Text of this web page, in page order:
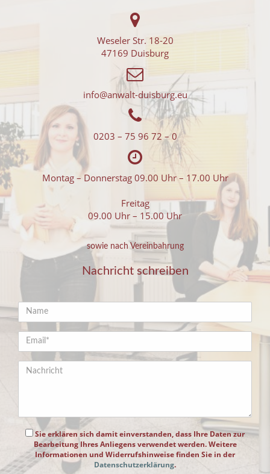
Weseler Str. 18-20
47169 Duisburg
info@anwalt-duisburg.eu
0203 – 75 96 72 – 0
Montag – Donnerstag 09.00 Uhr – 17.00 Uhr
Freitag
09.00 Uhr – 15.00 Uhr
sowie nach Vereinbahrung
Nachricht schreiben
Sie erklären sich damit einverstanden, dass Ihre Daten zur
Bearbeitung Ihres Anliegens verwendet werden. Weitere
Informationen und Widerrufshinweise finden Sie in der
Datenschutzerklärung.